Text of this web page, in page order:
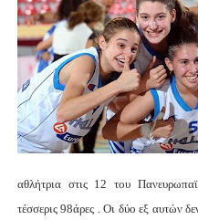
αθλήτρια στις 12 του
τέσσερις 98άρες . Οι δύο εξ αυτών